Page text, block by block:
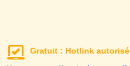
Gratuit : Hotlink autorisé